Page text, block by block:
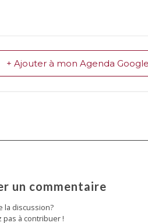
+ Ajouter à mon Agenda Google
un commentaire
la discussion?
pas à contribuer !